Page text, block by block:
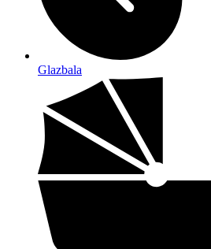
Glazbala